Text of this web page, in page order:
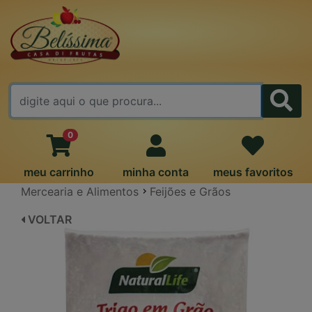
FALE CONOSCO
0
meu carrinho minha conta
meus favoritos
Mercearia e Alimentos
Feijões e Grãos
VOLTAR